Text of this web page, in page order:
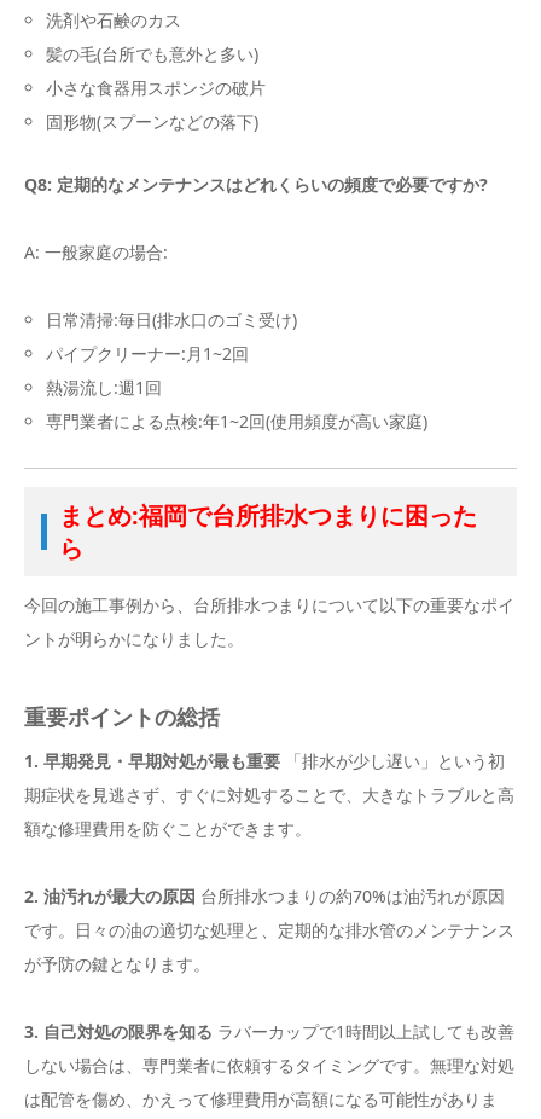
洗剤や石鹸のカス
髪の毛(台所でも意外と多い)
小さな食器用スポンジの破片
固形物(スプーンなどの落下)
Q8: 定期的なメンテナンスはどれくらいの頻度で必要ですか?
A: 一般家庭の場合:
日常清掃:毎日(排水口のゴミ受け)
パイプクリーナー:月1~2回
熱湯流し:週1回
専門業者による点検:年1~2回(使用頻度が高い家庭)
まとめ:福岡で台所排水つまりに困った
ら
今回の施工事例から、台所排水つまりについて以下の重要なポイ
ントが明らかになりました。
重要ポイントの総括
1. 早期発見・早期対処が最も重要 「排水が少し遅い」という初
期症状を見逃さず、すぐに対処することで、大きなトラブルと高
額な修理費用を防ぐことができます。
2. 油汚れが最大の原因 台所排水つまりの約70%は油汚れが原因
です。日々の油の適切な処理と、定期的な排水管のメンテナンス
が予防の鍵となります。
3. 自己対処の限界を知る ラバーカップで1時間以上試しても改善
しない場合は、専門業者に依頼するタイミングです。無理な対処
は配管を傷め、かえって修理費用が高額になる可能性がありま